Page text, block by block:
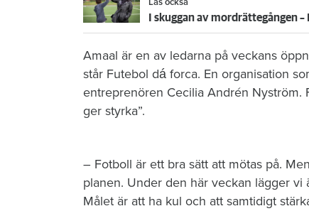
I skuggan av mordrättegången
Amaal är en av ledarna på veckans
står Futebol dá forca. En organisation
entreprenören Cecilia Andrén Nyström.
ger styrka”.
– Fotboll är ett bra sätt att mötas på.
planen. Under den här veckan lägger vi
Målet är att ha kul och att samtidigt